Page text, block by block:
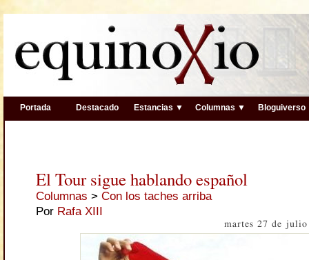
Portada Destacado Estancias ▼ Columnas ▼ Bloguiverso
El Tour sigue hablando español
Columnas > Con los taches arriba
Por Rafa XIII
martes 27 de